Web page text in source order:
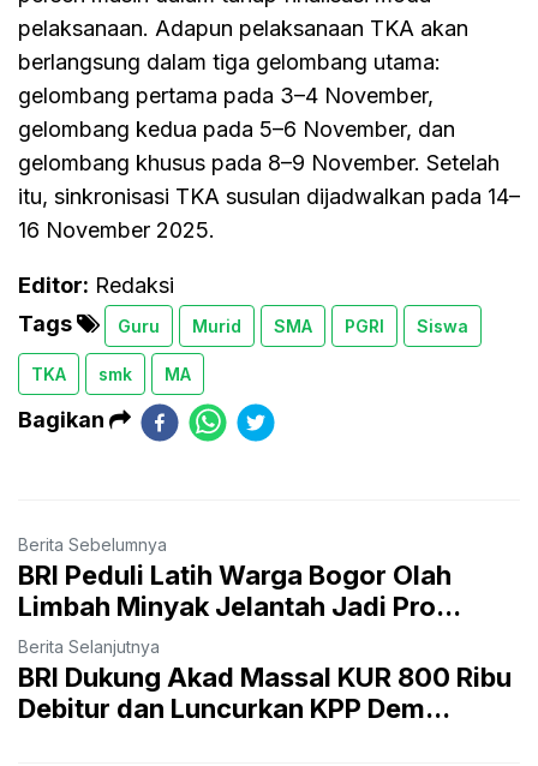
pelaksanaan. Adapun pelaksanaan TKA akan
berlangsung dalam tiga gelombang utama:
gelombang pertama pada 3–4 November,
gelombang kedua pada 5–6 November, dan
gelombang khusus pada 8–9 November. Setelah
itu, sinkronisasi TKA susulan dijadwalkan pada 14–
16 November 2025.
Editor: Redaksi
Tags
Guru Murid SMA PGRI Siswa
TKA smk MA
Bagikan
Berita Sebelumnya
BRI Peduli Latih Warga Bogor Olah
Limbah Minyak Jelantah Jadi Pro...
Berita Selanjutnya
BRI Dukung Akad Massal KUR 800 Ribu
Debitur dan Luncurkan KPP Dem...